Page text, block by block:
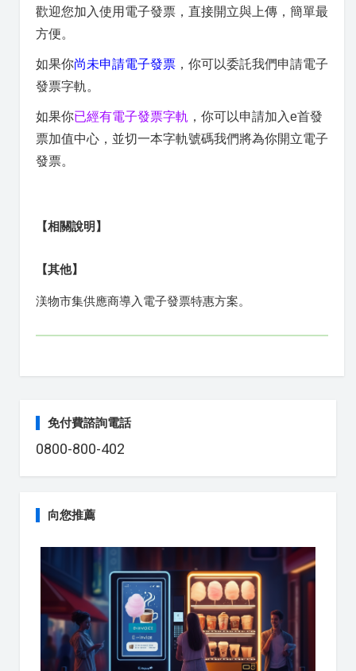
歡迎您加入使用電子發票，直接開立與上傳，簡單最
方便。
如果你尚未申請電子發票 ，你可以委託我們申請電子
發票字軌。
如果你已經有電子發票字軌 ，你可以申請加入e首發
票加值中心，並切一本字軌號碼我們將為你開立電子
發票。
【相關說明】
【其他】
渼物市集供應商導入電子發票特惠方案。
免付費諮詢電話
0800-800-402
向您推薦